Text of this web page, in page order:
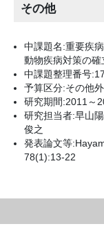
その他
中課題名:重要疾
動物疾病対策の確
中課題整理番号
予算区分:その他
研究期間:2011～
研究担当者:早山
俊之
発表論文等
78(1):13-22